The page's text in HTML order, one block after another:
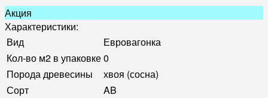
Акция
Характеристики:
Вид
Евровагонка
Кол-во м2 в упаковке0
Порода древесины
хвоя (сосна)
Сорт
AB